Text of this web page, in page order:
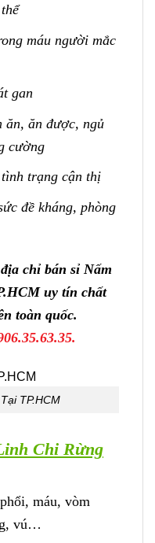
máu người mắc
gan
ăn, ăn được, ngủ
cường
trạng cận thị
đề kháng, phòng
địa chỉ bán sỉ Nấm
uy tín chất
toàn quốc.
TP.HCM
Chi Rừng
máu, vòm
vú…